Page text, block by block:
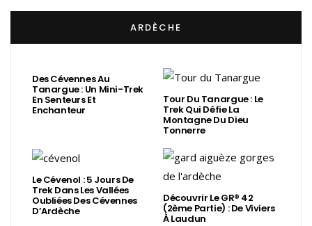
ARDÈCHE
Des Cévennes Au
Tanargue : Un Mini-Trek
En Senteurs Et
Enchanteur
Tour Du Tanargue : Le
Trek Qui Défie La
Montagne Du Dieu
Tonnerre
Le Cévenol : 5 Jours De
Trek Dans Les Vallées
Oubliées Des Cévennes
D’Ardèche
Découvrir Le GR® 42
(2ème Partie) : De Viviers
À Laudun